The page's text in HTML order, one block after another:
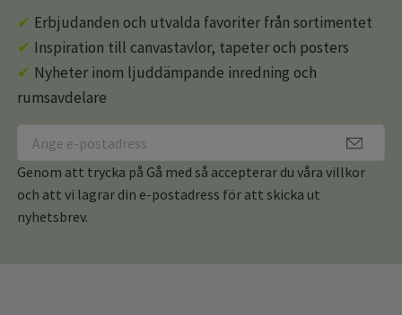
✔ Erbjudanden och utvalda favoriter från sortimentet
✔ Inspiration till canvastavlor, tapeter och posters
✔ Nyheter inom ljuddämpande inredning och
rumsavdelare
Genom att trycka på Gå med så accepterar du våra villkor
och att vi lagrar din e-postadress för att skicka ut
nyhetsbrev.